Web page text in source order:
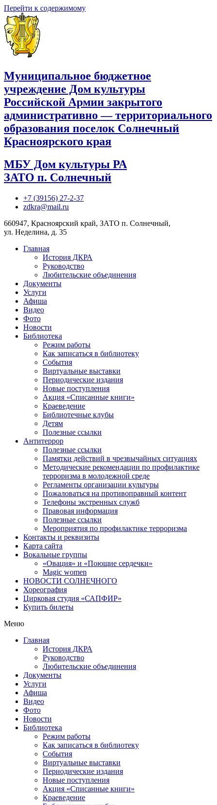
Перейти к содержимому
Муниципальное бюджетное
учреждение Дом культуры
Российской Армии закрытого
административно — территориального
образования поселок Солнечный
Красноярского края
МБУ Дом культуры РА
ЗАТО п. Солнечный
+7 (39156) 27-2-37
zdkra@mail.ru
660947, Красноярский край, ЗАТО п. Солнечный,
ул. Неделина, д. 35
Главная
История ДКРА
Руководство
Любительские объединения
Документы
Услуги
Афиша
Видео
Фото
Новости
Библиотека
Режим работы
Как записаться в библиотеку
События
Виртуальные выставки
Периодические издания
Новые поступления
Акция «Списанные книги»
Краеведение
Библиотечные клубы
Детям
Полезные ссылки
Антитеррор
Полезные ссылки
Памятки действий в чрезвычайных ситуациях
Методические рекомендации по профилактике
терроризма в молодежной среде
Регламенты организации культуры
Пожаловаться на противоправный контент
Телефоны экстренных служб
Правовая информация
Полезные ссылки
Мероприятия по профилактике терроризма
Контакты и реквизиты
Карта сайта
Вокальные группы
«Овация» и «Поющие сердечки»
Magic women
НОВОСТИ СОЛНЕЧНОГО
Хореография
Цирковая студия «САПФИР»
Купить билеты
Меню
Главная
История ДКРА
Руководство
Любительские объединения
Документы
Услуги
Афиша
Видео
Фото
Новости
Библиотека
Режим работы
Как записаться в библиотеку
События
Виртуальные выставки
Периодические издания
Новые поступления
Акция «Списанные книги»
Краеведение